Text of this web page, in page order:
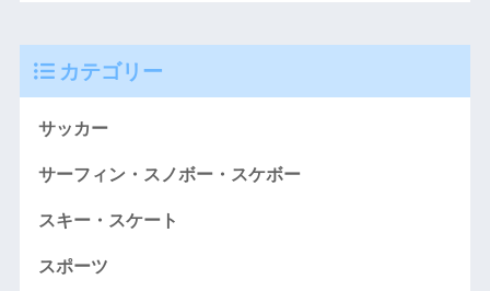
カテゴリー
サッカー
サーフィン・スノボー・スケボー
スキー・スケート
スポーツ